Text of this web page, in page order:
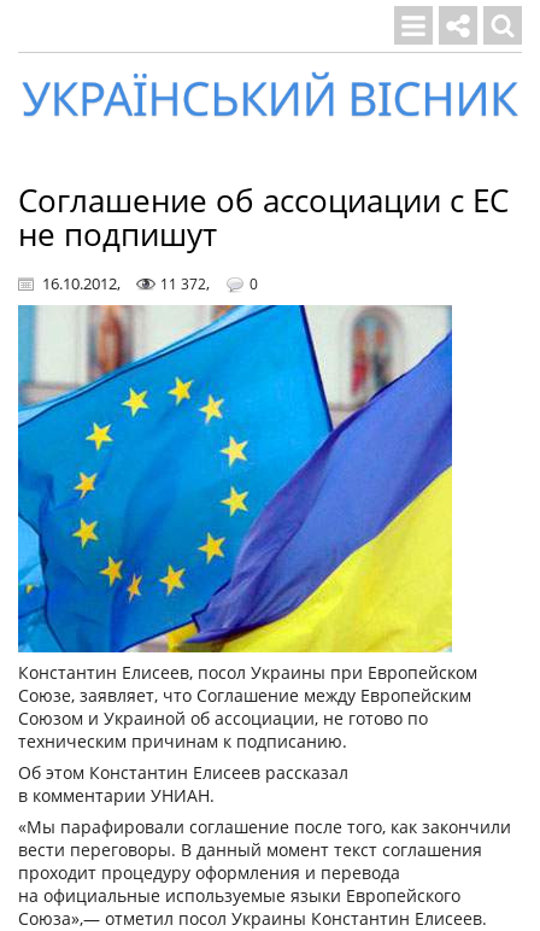
Український
вісник
Соглашение об ассоциации с ЕС
не подпишут
16.10.2012, 11 372, 0
Константин Елисеев, посол Украины при Европейском
Союзе, заявляет, что Соглашение между Европейским
Союзом и Украиной об ассоциации, не готово по
техническим причинам к подписанию.
Об этом Константин Елисеев рассказал
в комментарии УНИАН.
«Мы парафировали соглашение после того, как закончили
вести переговоры. В данный момент текст соглашения
проходит процедуру оформления и перевода
на официальные используемые языки Европейского
Союза»,— отметил посол Украины Константин Елисеев.